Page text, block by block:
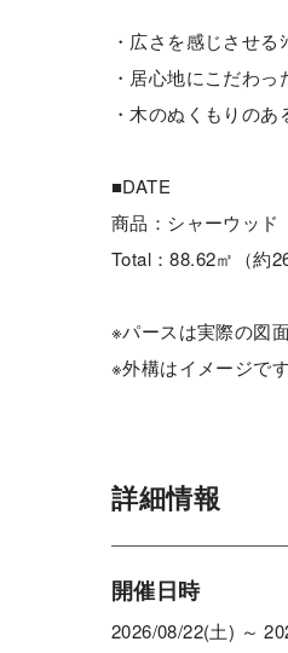
・広さを感じさせる
・居心地にこだわっ
・木のぬくもりの
■DATE
商品：シャーウッド
Total：88.62㎡（約
※パースは実際の図
※外構はイメージです
詳細情報
開催日時
2026/08/22(土) ～